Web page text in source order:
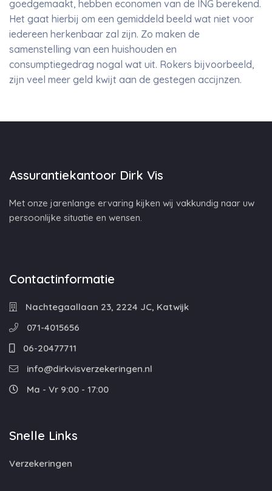
goedgemaakt, hebben economen van de ING berekend.
Het gaat hierbij om een gemiddeld beeld wat niet voor
iedereen herkenbaar zal zijn. Zo maken de
samenstelling van een huishouden en
consumptiegedrag nogal wat uit. Rokers bijvoorbeeld,
zijn veel meer geld kwijt aan de gestegen accijnzen.
Assurantiekantoor Dirk Vis
Met onze jarenlange ervaring kijken wij vakkundig naar uw
persoonlijke situatie en wensen.
Contactinformatie
Nachtegaallaan 23, 2224 JC, Katwijk
071-4015656
06-20477711
info@dirkvisverzekeringen.nl
Ma - Vr 9:00 - 17:00
Snelle Links
Verzekeringen